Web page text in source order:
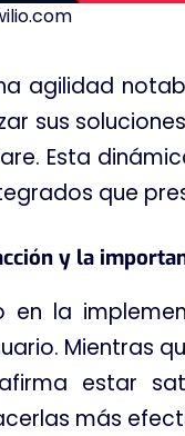
agilidad
sus
. Esta
que
y la
en la
. Mientras
estar
más